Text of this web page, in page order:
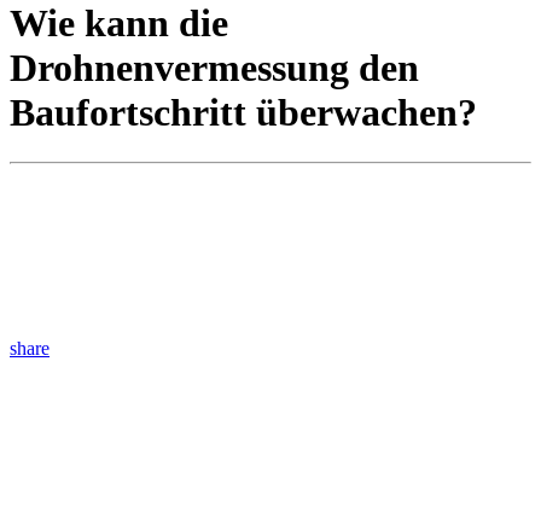
Wie kann die
Drohnenvermessung den
Baufortschritt überwachen?
share